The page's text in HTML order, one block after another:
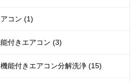
コン (1)
付きエアコン (3)
能付きエアコン分解洗浄 (15)